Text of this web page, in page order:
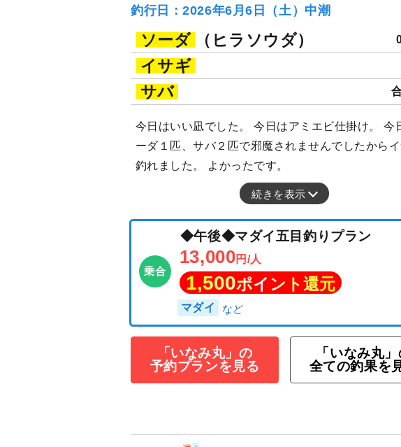
釣行日：2026年6月6日（土）中潮
ソーダ （ヒラソウダ）
イサギ
サバ
今日はいい凪でした。 今日はアミエビ仕掛け。 今
ーダ１匹、サバ２匹で邪魔されませんでしたから
釣れました。 よかったです。
続きを表示
乗合
「いなみ丸」の
予約プランを見る
「いなみ丸
全ての釣果を